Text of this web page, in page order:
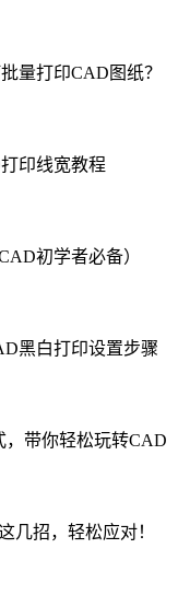
量打印CAD图纸？
印线宽教程
初学者必备）
黑白打印设置步骤
带你轻松玩转CAD
几招，轻松应对！